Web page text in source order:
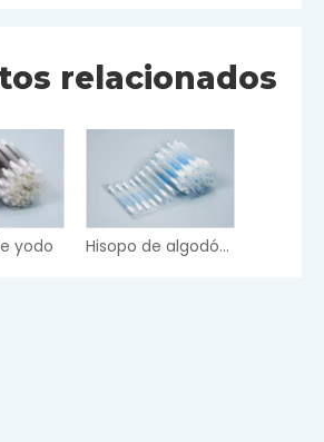
relacionados
yodo Hisopo de algodón con alcohol